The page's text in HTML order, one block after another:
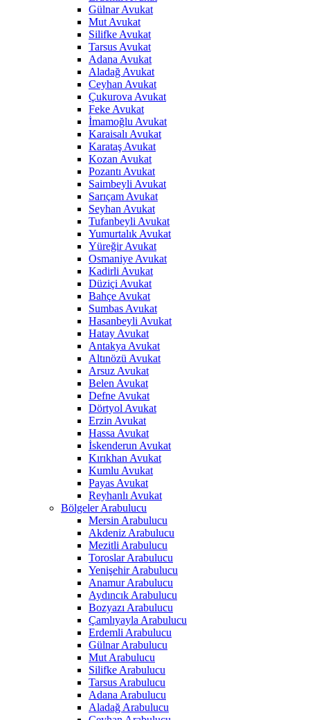
Gülnar Avukat
Mut Avukat
Silifke Avukat
Tarsus Avukat
Adana Avukat
Aladağ Avukat
Ceyhan Avukat
Çukurova Avukat
Feke Avukat
İmamoğlu Avukat
Karaisalı Avukat
Karataş Avukat
Kozan Avukat
Pozantı Avukat
Saimbeyli Avukat
Sarıçam Avukat
Seyhan Avukat
Tufanbeyli Avukat
Yumurtalık Avukat
Yüreğir Avukat
Osmaniye Avukat
Kadirli Avukat
Düziçi Avukat
Bahçe Avukat
Sumbas Avukat
Hasanbeyli Avukat
Hatay Avukat
Antakya Avukat
Altınözü Avukat
Arsuz Avukat
Belen Avukat
Defne Avukat
Dörtyol Avukat
Erzin Avukat
Hassa Avukat
İskenderun Avukat
Kırıkhan Avukat
Kumlu Avukat
Payas Avukat
Reyhanlı Avukat
Bölgeler Arabulucu
Mersin Arabulucu
Akdeniz Arabulucu
Mezitli Arabulucu
Toroslar Arabulucu
Yenişehir Arabulucu
Anamur Arabulucu
Aydıncık Arabulucu
Bozyazı Arabulucu
Çamlıyayla Arabulucu
Erdemli Arabulucu
Gülnar Arabulucu
Mut Arabulucu
Silifke Arabulucu
Tarsus Arabulucu
Adana Arabulucu
Aladağ Arabulucu